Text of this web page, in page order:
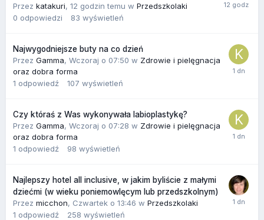
Przez katakuri, 12 godzin temu w Przedszkolaki
0 odpowiedzi 83 wyświetleń
Najwygodniejsze buty na co dzień
Przez Gamma, Wczoraj o 07:50 w Zdrowie i pielęgnacja
oraz dobra forma
1 odpowiedź 107 wyświetleń
Czy któraś z Was wykonywała labioplastykę?
Przez Gamma, Wczoraj o 07:28 w Zdrowie i pielęgnacja
oraz dobra forma
1 odpowiedź 98 wyświetleń
Najlepszy hotel all inclusive, w jakim byliście z małymi
dziećmi (w wieku poniemowlęcym lub przedszkolnym)
Przez micchon, Czwartek o 13:46 w Przedszkolaki
1 odpowiedź 258 wyświetleń